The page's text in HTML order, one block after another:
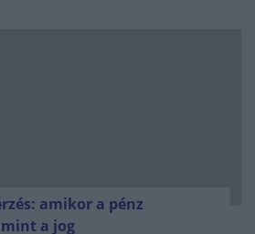
amikor a pénz
a jog